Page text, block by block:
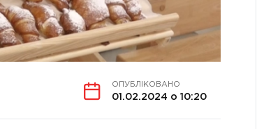
ОПУБЛІКОВАНО
01.02.2024 о 10:20